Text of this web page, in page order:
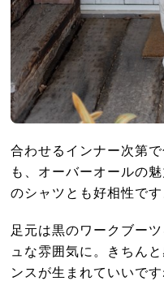
合わせるインナー次第
も、オーバーオールの
のシャツとも好相性です
足元は黒のワークブー
ュな雰囲気に。きちん
ンスが生まれていいです